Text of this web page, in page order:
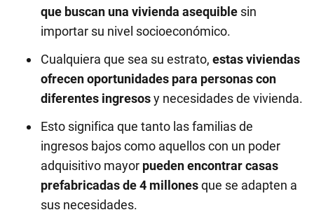
que buscan una vivienda asequible sin
importar su nivel socioeconómico.
Cualquiera que sea su estrato, estas viviendas
ofrecen oportunidades para personas con
diferentes ingresosy necesidades de vivienda.
Esto significa que tanto las familias de
ingresos bajos como aquellos con un poder
adquisitivo mayor pueden encontrar casas
prefabricadas de 4 millonesque se adapten a
sus necesidades.